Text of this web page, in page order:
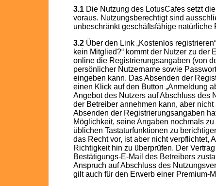
3.1 Die Nutzung des LotusCafes setzt
voraus. Nutzungsberechtigt sind
unbeschränkt geschäftsfähige natürliche
3.2 Über den Link „Kostenlos
kein Mitglied?“ kommt der Nutzer zu der
online die Registrierungsangaben (von
persönlicher Nutzername sowie
eingeben kann. Das Absenden der
einen Klick auf den Button „Anmeldung
Angebot des Nutzers auf Abschluss des
der Betreiber annehmen kann, aber
Absenden der Registrierungsangaben
Möglichkeit, seine Angaben nochmals
üblichen Tastaturfunktionen zu
das Recht vor, ist aber nicht verpflichtet,
Richtigkeit hin zu überprüfen. Der
Bestätigungs-E-Mail des Betreibers
Anspruch auf Abschluss des
gilt auch für den Erwerb einer Premium-